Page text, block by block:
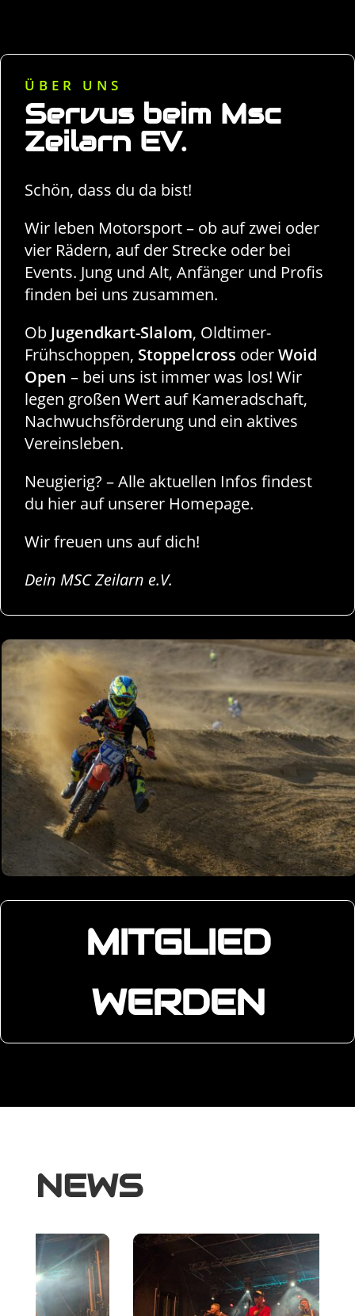
ÜBER UNS
Servus beim Msc
Zeilarn EV.
Schön, dass du da bist!
Wir leben Motorsport – ob auf zwei oder
vier Rädern, auf der Strecke oder bei
Events. Jung und Alt, Anfänger und Profis
finden bei uns zusammen.
Ob Jugendkart-Slalom, Oldtimer-
Frühschoppen, Stoppelcross oderWoid
Open – bei uns ist immer was los! Wir
legen großen Wert auf Kameradschaft,
Nachwuchsförderung und ein aktives
Vereinsleben.
Neugierig? –Alle aktuellen Infos findest
du hier auf unserer Homepage.
Wir freuen uns auf dich!
Dein MSC Zeilarn e.V.
MITGLIED
WERDEN
NEWS